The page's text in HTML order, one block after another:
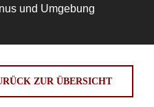
und Umgebung
ZUR ÜBERSICHT